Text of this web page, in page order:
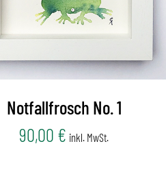
Notfallfrosch No. 1
90,00 € inkl. MwSt.